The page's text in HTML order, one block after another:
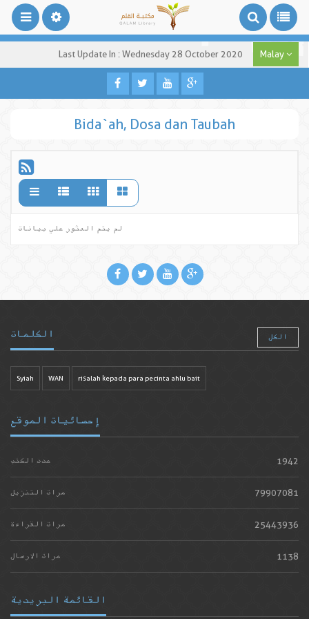
Last Update In : Wednesday 28 October 2020 Malay
Bida`ah, Dosa dan Taubah
لم يتم العثور علي بيانات
الكلمات الكل
Syiah WAN risalah kepada para pecinta ahlu bait
إحصائيات الموقع
عدد الكتب 1942
مرات التنزيل 79907081
مرات القراءة 25443936
مرات الارسال 1138
القائمة البريدية